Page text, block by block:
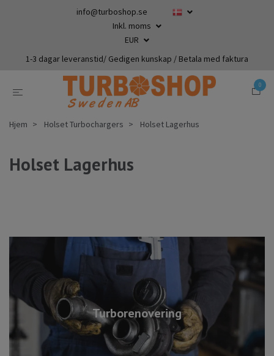
info@turboshop.se
Inkl. moms
EUR
1-3 dagar leveranstid/ Gedigen kunskap / Betala med faktura
0
Turborenovering
Hjem Holset Turbochargers Holset Lagerhus
Holset Lagerhus